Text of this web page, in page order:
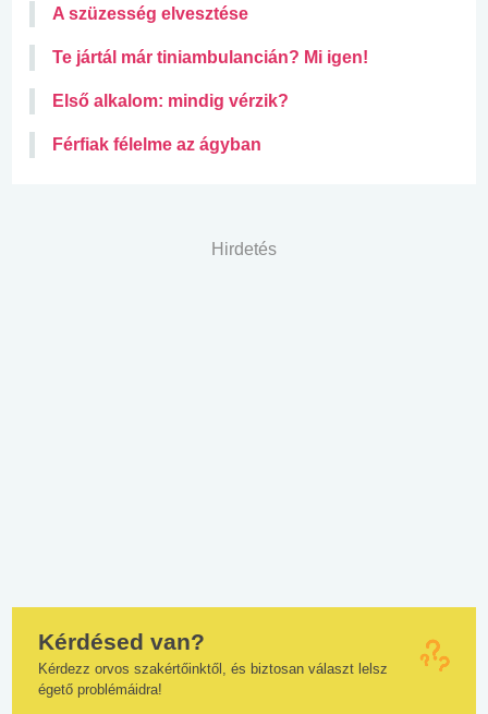
A szüzesség elvesztése
Te jártál már tiniambulancián? Mi igen!
Első alkalom: mindig vérzik?
Férfiak félelme az ágyban
Hirdetés
Kérdésed van?
Kérdezz orvos szakértőinktől, és biztosan választ lelsz
égető problémáidra!